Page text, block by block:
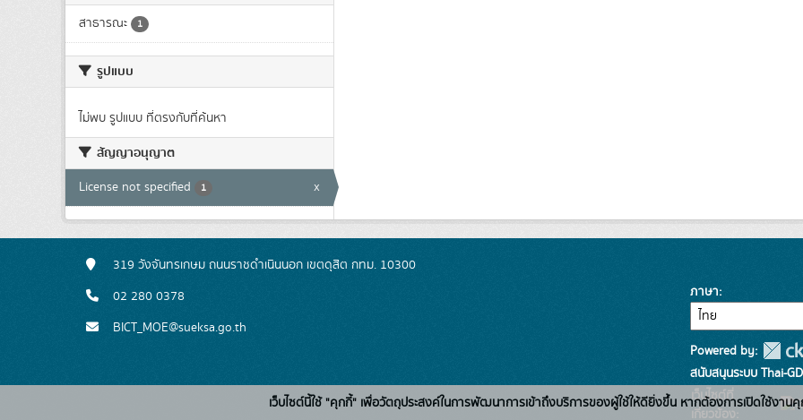
สาธารณะ 1
รูปแบบ
ไม่พบ รูปแบบ ที่ตรงกับที่ค้นหา
สัญญาอนุญาต
License not specified 1 x
319 วังจันทรเกษม ถนนราชดำเนินนอก เขตดุสิต กทม. 10300
02 280 0378
BICT_MOE@sueksa.go.th
ภาษา
Powered by:
สนับสนุนระบบ Thai-
เว็บไซต์ที่
เกี่ยวข้อง:
เว็บไซต์นี้ใช้ "คุกกี้" เพื่อวัตถุประสงค์ในการพัฒนาการเข้าถึงบริการของผู้ใช้ให้ดียิ่งขึ้น หากต้องการเปิดใช้งา